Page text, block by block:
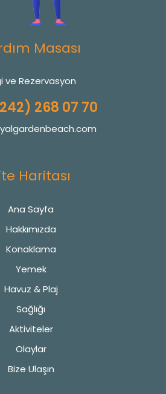
Masası
ve Rezervasyon
268 07 70
Haritası
Ana Sayfa
Hakkımızda
Konaklama
Yemek
Havuz & Plaj
Sağlığı
Aktiviteler
Olaylar
Bize Ulaşın